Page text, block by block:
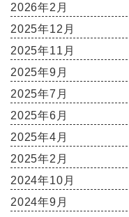
2026年2月
2025年12月
2025年11月
2025年9月
2025年7月
2025年6月
2025年4月
2025年2月
2024年10月
2024年9月